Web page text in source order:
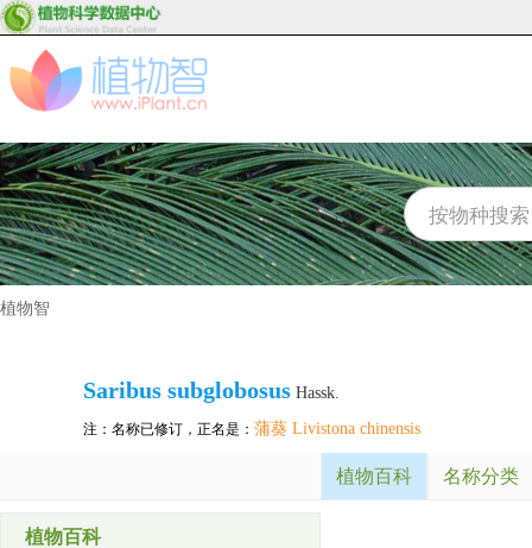
植物智
Saribus subglobosus Hassk.
注：名称已修订，正名是： 蒲葵 Livistona chinensis
植物百科 名称分类
植物百科